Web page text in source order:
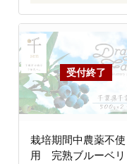
栽培期間中農薬不使
用 完熟ブルーベリ